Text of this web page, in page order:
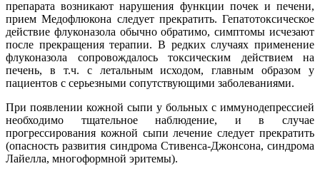
препарата возникают нарушения функции почек и печени,
прием Медофлюкона следует прекратить. Гепатотоксическое
действие флуконазола обычно обратимо, симптомы исчезают
после прекращения терапии. В редких случаях применение
флуконазола сопровождалось токсическим действием на
печень, в т.ч. с летальным исходом, главным образом у
пациентов с серьезными сопутствующими заболеваниями.
При появлении кожной сыпи у больных с иммунодепрессией
необходимо тщательное наблюдение, и в случае
прогрессирования кожной сыпи лечение следует прекратить
(опасность развития синдрома Стивенса-Джонсона, синдрома
Лайелла, многоформной эритемы).